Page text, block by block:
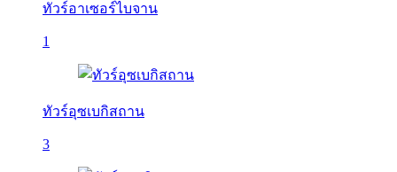
ทัวร์อาเซอร์ไบจาน
1
ทัวร์อุซเบกิสถาน
3